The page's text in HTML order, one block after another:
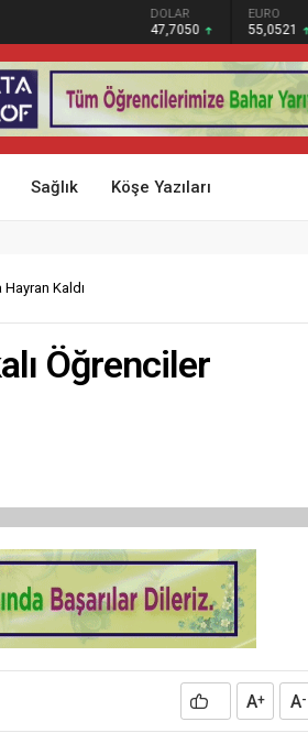
Çocuk
EURO
55,0521
STERLİN
64,2055
Sağlık Köşe Yazıları
Kaldı
Öğrenciler
A+ A-